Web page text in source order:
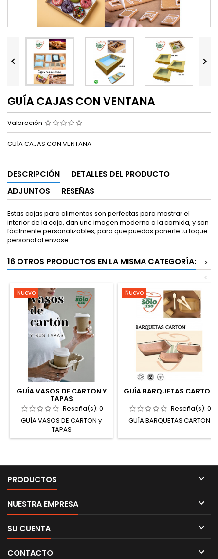
 
GUÍA CAJAS CON VENTANA
Valoración
GUÍA CAJAS CON VENTANA
DESCRIPCIÓN
DETALLES DEL PRODUCTO
ADJUNTOS
RESEÑAS
Estas cajas para alimentos son perfectas para mostrar el
interior de la caja, dan una imagen moderna a la comida, y son
fácilmente personalizables, para que puedas ponerle tu toque
personal al envase.
16 OTROS PRODUCTOS EN LA MISMA CATEGORÍA:
>
<
Nuevo
GUÍA VASOS DE CARTON Y
TAPAS
Reseña(s): 0
GUÍA VASOS DE CARTON y
TAPAS
Nuevo
GUÍA BARQUETAS CARTON
Reseña(s): 0
GUÍA BARQUETAS CARTON
PRODUCTOS 
NUESTRA EMPRESA 
SU CUENTA 
CONTACTO 